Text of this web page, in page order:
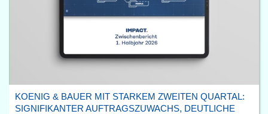
KOENIG & BAUER MIT STARKEM ZWEITEN QUARTAL:
SIGNIFIKANTER AUFTRAGSZUWACHS, DEUTLICHE